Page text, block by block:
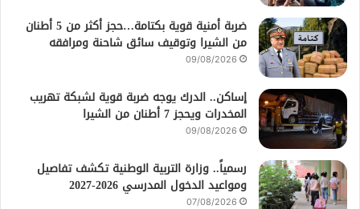
ضربة أمنية قوية بكتامة…حجز أكثر من 5 أطنان
من الشيرا وتوقيف سائق شاحنة ومرافقه
09/08/2026
إساكن.. الدرك يوجه ضربة قوية لشبكة تهريب
المخدرات ويحجز 7 أطنان من الشيرا
09/08/2026
رسمياً.. وزارة التربية الوطنية تكشف تفاصيل
ومواعيد الدخول المدرسي 2026-2027
07/08/2026